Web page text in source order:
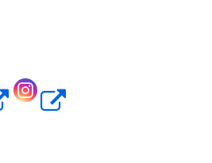
Strona